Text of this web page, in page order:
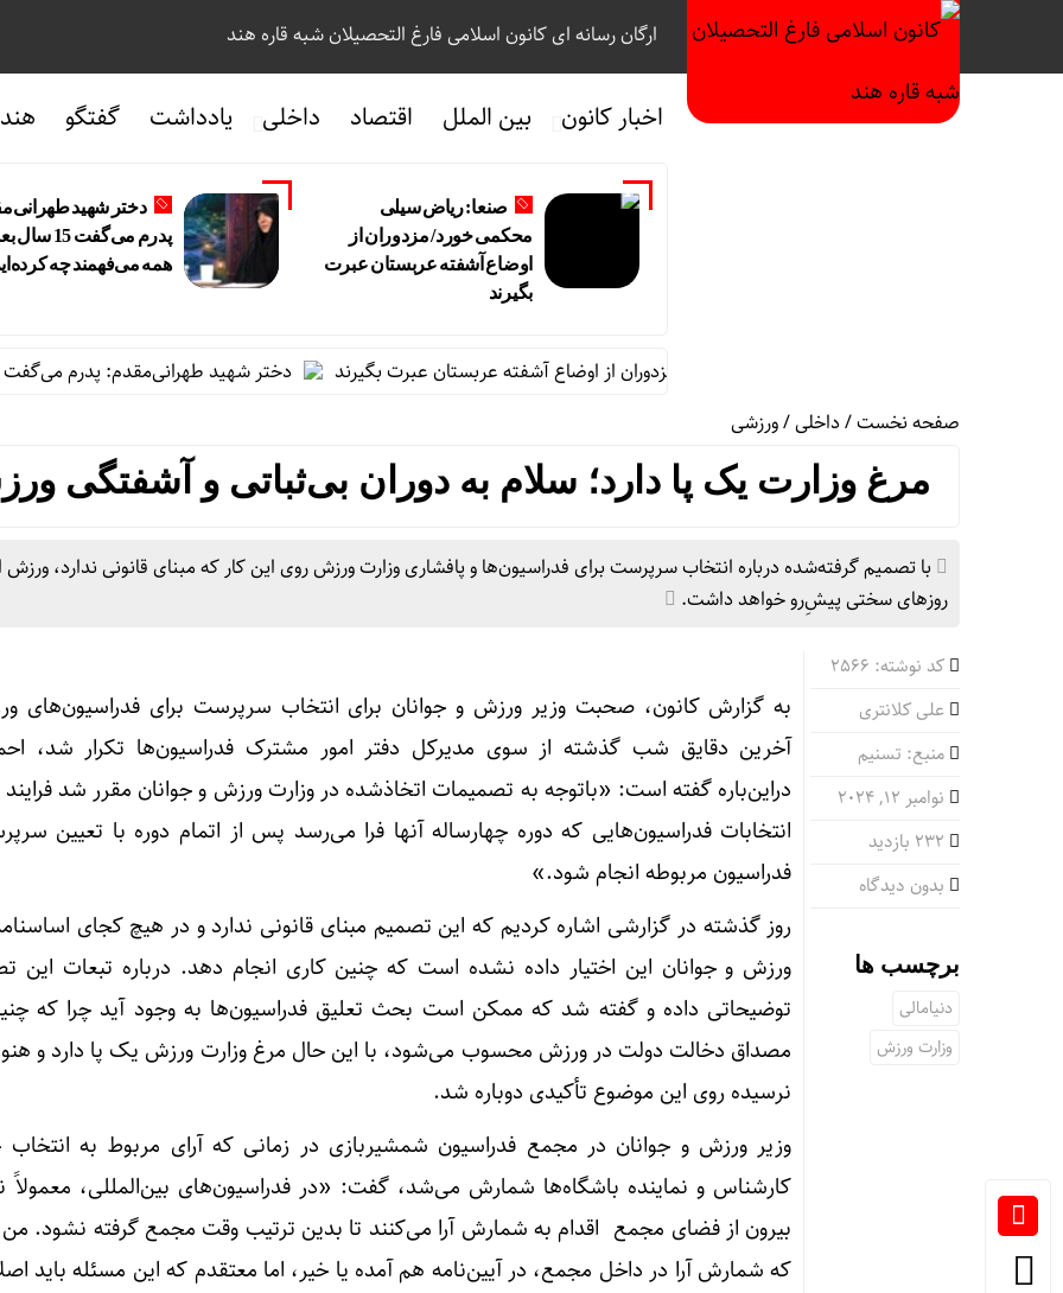
ارگان رسانه ای کانون اسلامی فارغ التحصیلان شبه قاره هند
اخبار کانون بین الملل اقتصاد داخلی یادداشت گفتگو
صنعا: ریاض سیلی
محکمی خورد/ مزدوران از
اوضاع آشفته عربستان عبرت
بگیرند
دختر شهید
پدرم می‌گفت 15 سال
همه می‌فهمند چه
صنعا: ریاض سیلی محکمی خورد/ مزدوران از اوضاع آشفته عربستان عبرت بگیرند دختر شهید طهرانی‌مقدم: پدرم می‌گفت 15 سال بعد همه می‌فهمند چه کرده‌ایم
صفحه نخست/داخلی/ورزشی
مرغ وزارت یک پا دارد؛ سلام به دوران بی‌ثباتی و آشفتگی
با تصمیم گرفته‌شده درباره انتخاب سرپرست برای فدراسیون‌ها و پافشاری وزارت ورزش روی این کار که مبنای قانونی ندارد، ورزش
روزهای سختی پیش‌ِرو خواهد داشت.
کد نوشته: 2566
علی کلانتری
منبع: تسنیم
نوامبر 12, 2024
بدون دیدگاه
برچسب ها
دنیامالی
وزارت ورزش
به گزارش کانون، صحبت وزیر ورزش و جوانان برای انتخاب سرپرست برای فدراسیون‌های
آخرین دقایق شب گذشته از سوی مدیرکل دفتر امور مشترک فدراسیون‌ها تکرار شد،
دراین‌باره گفته است: «باتوجه به تصمیمات اتخاذشده در وزارت ورزش و جوانان مقرر شد
انتخابات فدراسیون‌هایی که دوره چهارساله آنها فرا می‌رسد پس از اتمام دوره با تعیین
فدراسیون مربوطه انجام شود.»
روز گذشته در گزارشی اشاره کردیم که این تصمیم مبنای قانونی ندارد و در هیچ کجای
ورزش و جوانان این اختیار داده نشده است که چنین کاری انجام دهد. درباره تبعات این
توضیحاتی داده و گفته شد که ممکن است بحث تعلیق فدراسیون‌ها به وجود آید چرا که
مصداق دخالت دولت در ورزش محسوب می‌شود، با این حال مرغ وزارت ورزش یک پا دارد و
نرسیده روی این موضوع تأکیدی دوباره شد.
وزیر ورزش و جوانان در مجمع فدراسیون شمشیربازی در زمانی که آرای مربوط به انتخاب
کارشناس و نماینده باشگاه‌ها شمارش می‌شد، گفت: «در فدراسیون‌های بین‌المللی، معمولاً
بیرون از فضای مجمع اقدام به شمارش آرا می‌کنند تا بدین ترتیب وقت مجمع گرفته نشود.
که شمارش آرا در داخل مجمع، در آیین‌نامه هم آمده یا خیر، اما معتقدم که این مسئله باید